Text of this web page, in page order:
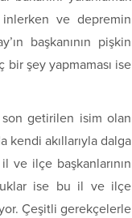
inlerken ve depremin
başkanının pişkin
bir şey yapmaması ise
son getirilen isim olan
kendi akıllarıyla dalga
ve ilçe başkanlarının
ise bu il ve ilçe
Çeşitli gerekçelerle